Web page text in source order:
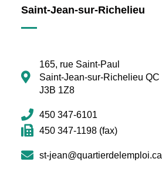
Saint-Jean-sur-Richelieu
165, rue Saint-Paul
Saint-Jean-sur-Richelieu QC
J3B 1Z8
450 347-6101
450 347-1198 (fax)
st-jean@quartierdelemploi.ca